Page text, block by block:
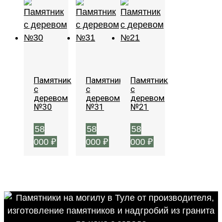
Памятник
с
деревом
№30
58
000 ₽
Памятник
с
деревом
№31
58
000₽
Памятник
с
деревом
№21
58
000₽